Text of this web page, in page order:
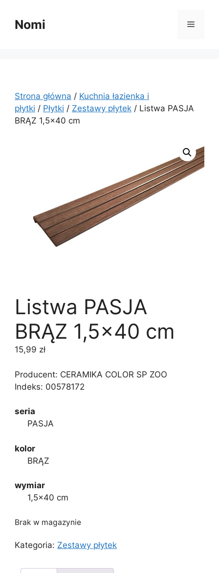
treściNomi Menu
Strona główna / Kuchnia łazienka i
płytki / Płytki / Zestawy płytek / Listwa PASJA
BRĄZ 1,5×40 cm
Listwa PASJA
BRĄZ 1,5×40 cm
15,99 zł
Producent: CERAMIKA COLOR SP ZOO
Indeks: 00578172
seria
PASJA
kolor
BRĄZ
wymiar
1,5×40 cm
Brak w magazynie
Kategoria: Zestawy płytek